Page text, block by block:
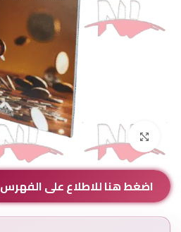
Click to enlarge
اضغط هنا للاطلاع على الفهرس